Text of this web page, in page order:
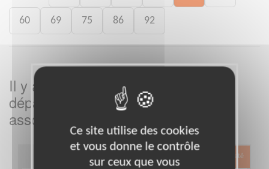
60 69 75 86 92
Il y a
missions bénévoles dans le
département
Isèredans cette
association
Exclusion & Pauvreté
Ce site utilise des cookies
et vous donne le contrôle
sur ceux que vous